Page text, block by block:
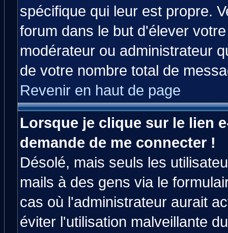
spécifique qui leur est propre.
forum dans le but d'élever
modérateur ou administrateur
de votre nombre total de
Revenir en haut de page
Lorsque je clique sur le lien
demande de me connecter !
Désolé, mais seuls les
mails à des gens via le
cas où l'administrateur aurait
éviter l'utilisation malveillante